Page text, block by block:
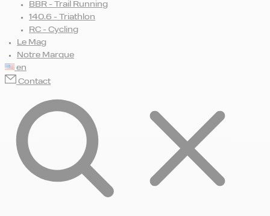
BBR - Trail Running
140.6 - Triathlon
RC - Cycling
Le Mag
Notre Marque
en
Contact